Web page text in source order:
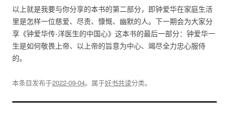
以上就是我要与你分享的本书的第二部分，即钟爱华在家庭生活
里是怎样一位慈爱、尽责、慷慨、幽默的人。下一期会为大家分
享《钟爱华传-洋医生的中国心》这本书的最后一部分：钟爱华一
生是如何敬畏上帝、以上帝的旨意为中心、竭尽全力忠心服侍
的。
本条目发布于2022-09-04。属于好书共读分类。